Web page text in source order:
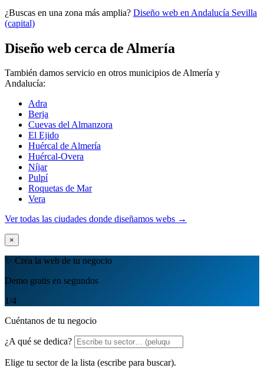
Quiero mi panel
¿Buscas en una zona más amplia? Diseño web en Andalucía Sevilla
(capital)
Diseño web cerca de Almería
También damos servicio en otros municipios de Almería y
Andalucía:
Adra
Berja
Cuevas del Almanzora
El Ejido
Huércal de Almería
Huércal-Overa
Níjar
Pulpí
Roquetas de Mar
Vera
Ver todas las ciudades donde diseñamos webs →
×
✨ Crea la web de tu negocio
Demo gratis en segundos
1/4
Cuéntanos de tu negocio
¿A qué se dedica?
Elige tu sector de la lista (escribe para buscar).